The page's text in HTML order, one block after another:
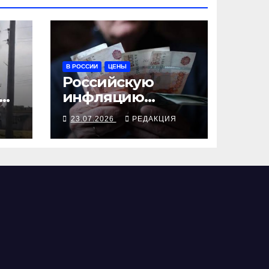
В РОССИИ ЦЕНЫ
Российскую
инфляцию
разгоняют удары
и ожидания
23.07.2026 РЕДАКЦИЯ